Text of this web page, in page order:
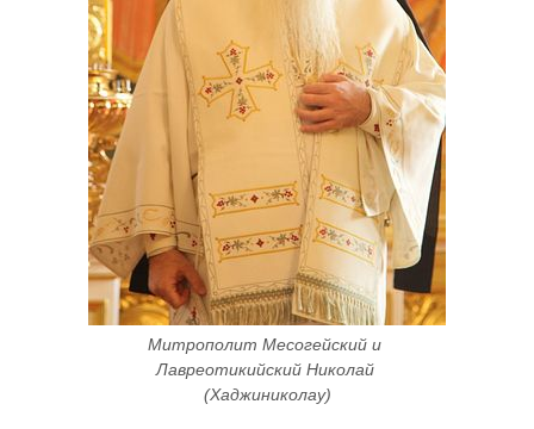
Митрополит Месогейский и
Лавреотикийский Николай
(Хаджиниколау)